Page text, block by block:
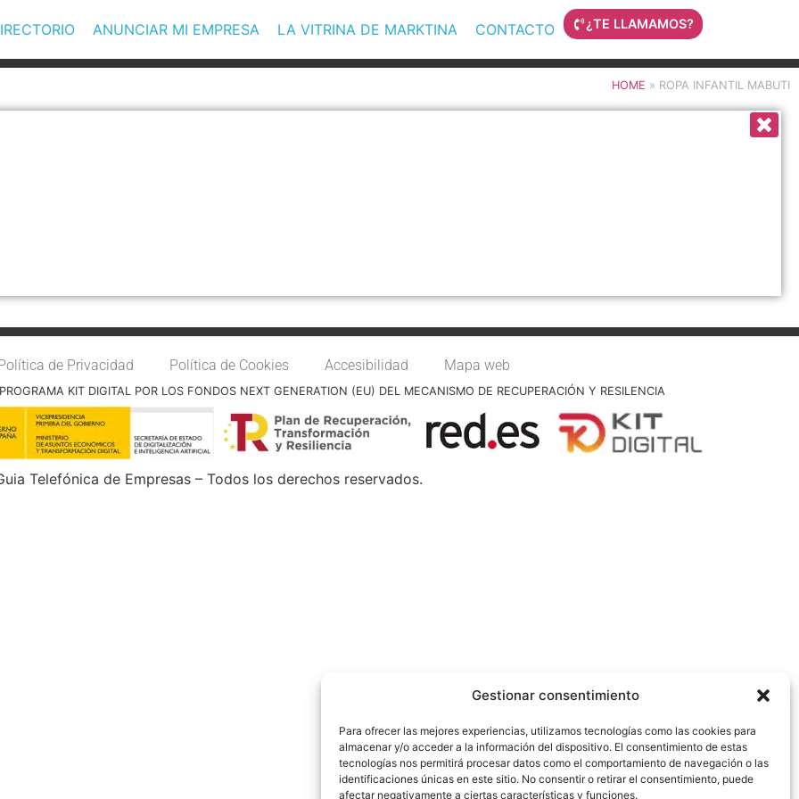
Gestionar consentimiento
Para ofrecer las mejores experiencias, utilizamos tecnologías como las cookies para
almacenar y/o acceder a la información del dispositivo. El consentimiento de estas
tecnologías nos permitirá procesar datos como el comportamiento de navegación o las
identificaciones únicas en este sitio. No consentir o retirar el consentimiento, puede
afectar negativamente a ciertas características y funciones.
ANUNCIAR MI EMPRESA LA VITRINA DE MARKTINA CONTACTO ¿TE LLAMAMOS?
HOME » ROPA INFANTIL MABUTI
de Privacidad Política de Cookies Accesibilidad Mapa web
KIT DIGITAL POR LOS FONDOS NEXT GENERATION (EU) DEL MECANISMO DE RECUPERACIÓN Y RESILENCIA
Telefónica de Empresas – Todos los derechos reservados.